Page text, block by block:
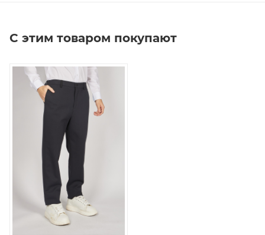
С этим товаром покупают